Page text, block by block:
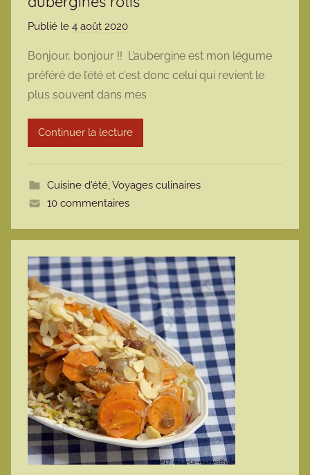
Publié le 4 août 2020
r
m
a
r
m
t
e
Bonjour, bonjour !! L’aubergine est mon légume
préféré de l’été et c’est donc celui qui revient le
plus souvent dans mes
Continuer la lecture
Cuisine d'été,Voyages culinaires
10 commentaires